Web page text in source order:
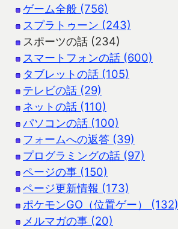
ゲーム全般 (756)
スプラトゥーン (243)
スポーツの話 (234)
スマートフォンの話 (600)
タブレットの話 (105)
テレビの話 (29)
ネットの話 (110)
パソコンの話 (100)
フォームへの返答 (39)
プログラミングの話 (97)
ページの事 (150)
ページ更新情報 (173)
ポケモンGO（位置ゲー） (132)
メルマガの事 (20)